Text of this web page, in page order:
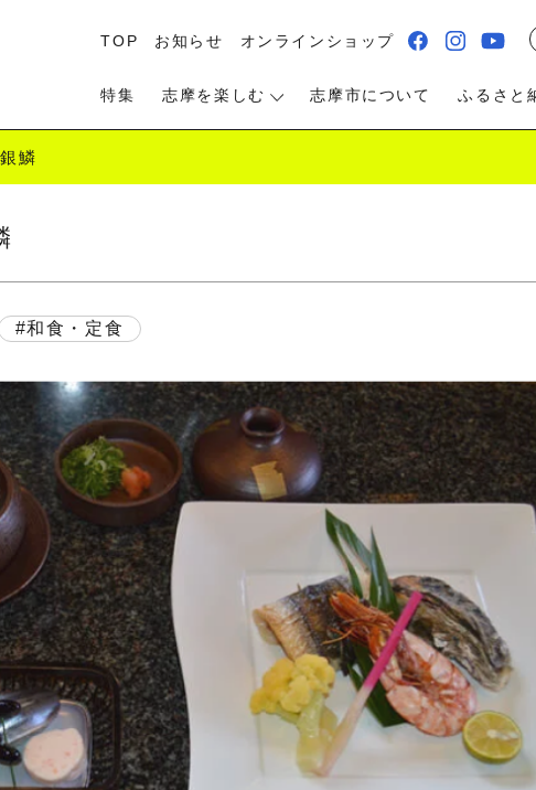
TOP お知らせ オンラインショップ
特集 志摩を楽しむ 志摩市について ふるさと
鱗
和食・定食